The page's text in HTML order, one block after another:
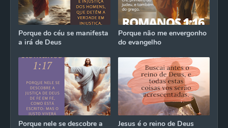
Porque do céu se manifesta
a irá de Deus
Porque não me envergonho
do evangelho
Porque nele se descobre a
Jesus é o reino de Deus